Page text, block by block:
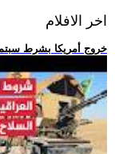
اخر الافلام
.. خروج أمريكا بشرط